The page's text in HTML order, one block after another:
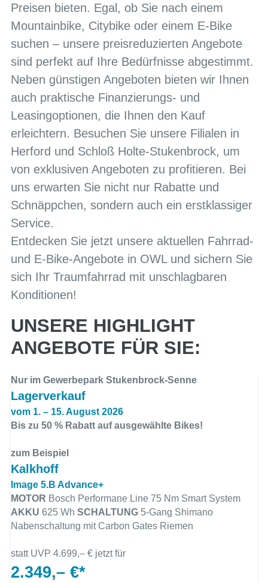
Preisen bieten. Egal, ob Sie nach einem
Mountainbike, Citybike oder einem E-Bike
suchen – unsere preisreduzierten Angebote
sind perfekt auf Ihre Bedürfnisse abgestimmt.
Neben günstigen Angeboten bieten wir Ihnen
auch praktische Finanzierungs- und
Leasingoptionen, die Ihnen den Kauf
erleichtern. Besuchen Sie unsere Filialen in
Herford und Schloß Holte-Stukenbrock, um
von exklusiven Angeboten zu profitieren. Bei
uns erwarten Sie nicht nur Rabatte und
Schnäppchen, sondern auch ein erstklassiger
Service.
Entdecken Sie jetzt unsere aktuellen Fahrrad-
und E-Bike-Angebote in OWL und sichern Sie
sich Ihr Traumfahrrad mit unschlagbaren
Konditionen!
UNSERE HIGHLIGHT
ANGEBOTE FÜR SIE:
Nur im Gewerbepark Stukenbrock-Senne
Lagerverkauf
vom 1. – 15. August 2026
Bis zu 50 % Rabatt auf ausgewählte Bikes!
zum Beispiel
Kalkhoff
Image 5.B Advance+
MOTOR Bosch Performane Line 75 Nm Smart System
AKKU 625 Wh SCHALTUNG 5-Gang Shimano
Nabenschaltung mit Carbon Gates Riemen
statt UVP 4.699,– € jetzt für
2.349,– €*